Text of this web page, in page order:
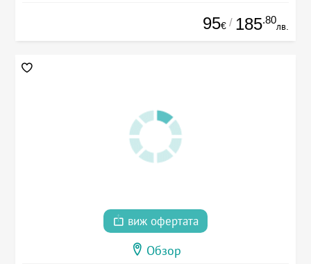
95€ / 185.80
лв.
виж офертата
Обзор